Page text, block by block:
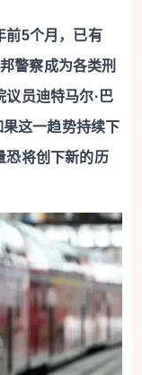
前5个月，已有
警察成为各类刑
员迪特马尔·巴
这一趋势持续下
恐将创下新的历